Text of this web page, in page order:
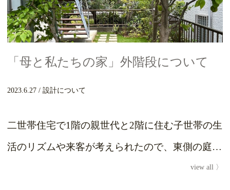
「母と私たちの家」外階段について
2023.6.27 設計について
二世帯住宅で1階の親世代と2階に住む子世帯の生
活のリズムや来客が考えられたので、東側の庭に
外階段を設置しました。建築基準法的には増築に
view all